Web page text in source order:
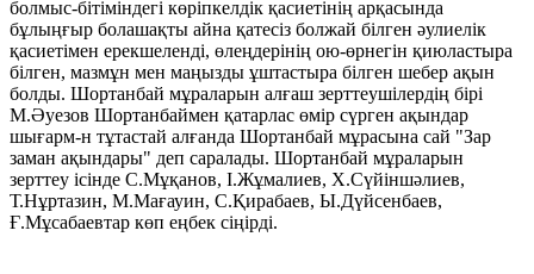
болмыс-бітіміндегі көріпкелдік қасиетінің арқасында
бұлыңғыр болашақты айна қатесіз болжай білген әулиелік
қасиетімен ерекшеленді, өлеңдерінің ою-өрнегін қиюластыра
білген, мазмұн мен маңызды ұштастыра білген шебер ақын
болды. Шортанбай мұраларын алғаш зерттеушілердің бірі
М.Әуезов Шортанбаймен қатарлас өмір сүрген ақындар
шығарм-н тұтастай алғанда Шортанбай мұрасына сай "Зар
заман ақындары" деп саралады. Шортанбай мұраларын
зерттеу ісінде С.Мұқанов, І.Жұмалиев, Х.Сүйіншәлиев,
Т.Нұртазин, М.Мағауин, С.Қирабаев, Ы.Дүйсенбаев,
Ғ.Мұсабаевтар көп еңбек сіңірді.